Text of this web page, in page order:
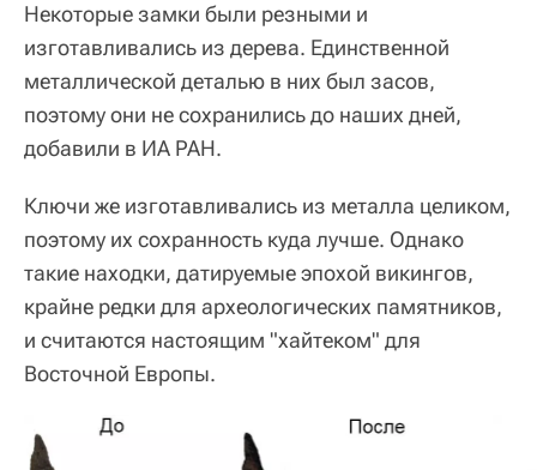
Некоторые замки были резными и
изготавливались из дерева. Единственной
металлической деталью в них был засов,
поэтому они не сохранились до наших дней,
добавили в ИА РАН.
Ключи же изготавливались из металла целиком,
поэтому их сохранность куда лучше. Однако
такие находки, датируемые эпохой викингов,
крайне редки для археологических памятников,
и считаются настоящим "хайтеком" для
Восточной Европы.